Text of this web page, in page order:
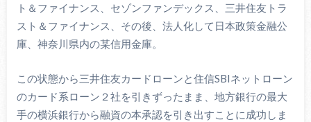
ト＆ファイナンス、セゾンファンデックス、三井住友トラ
スト＆ファイナンス、その後、法人化して日本政策金融公
庫、神奈川県内の某信用金庫。
この状態から三井住友カードローンと住信SBIネットローン
のカード系ローン２社を引きずったまま、地方銀行の最大
手の横浜銀行から融資の本承認を引き出すことに成功しま